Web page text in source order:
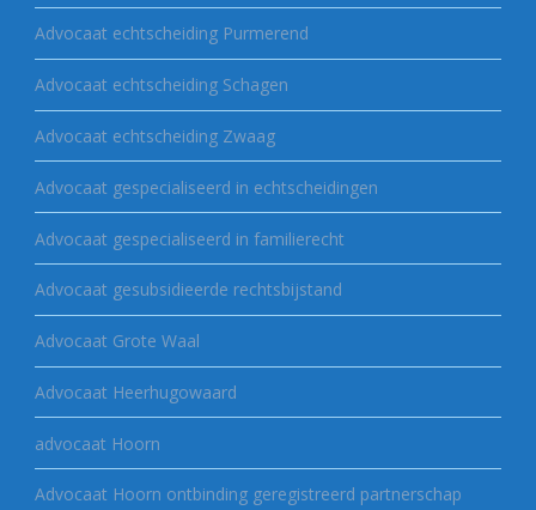
Advocaat echtscheiding Purmerend
Advocaat echtscheiding Schagen
Advocaat echtscheiding Zwaag
Advocaat gespecialiseerd in echtscheidingen
Advocaat gespecialiseerd in familierecht
Advocaat gesubsidieerde rechtsbijstand
Advocaat Grote Waal
Advocaat Heerhugowaard
advocaat Hoorn
Advocaat Hoorn ontbinding geregistreerd partnerschap